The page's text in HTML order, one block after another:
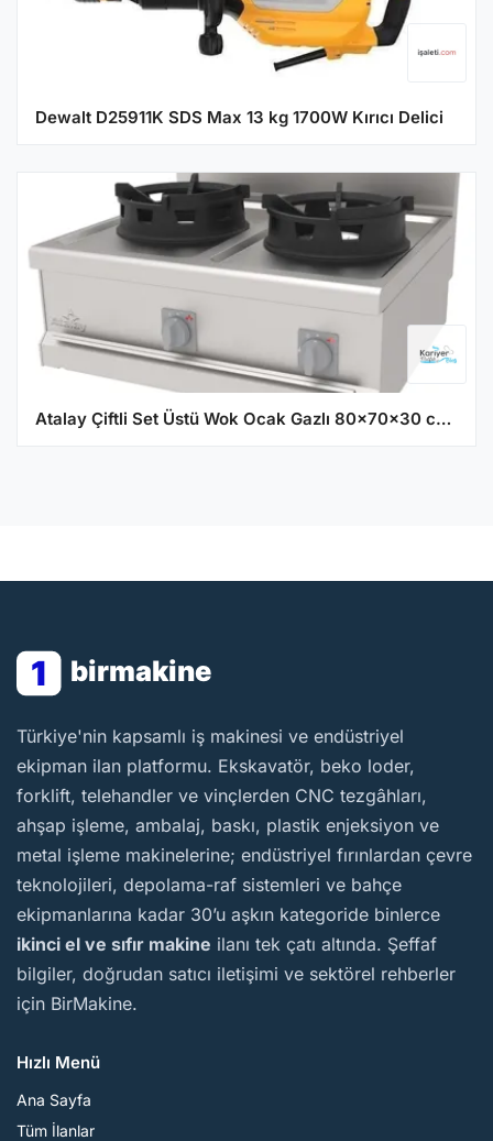
Dewalt D25911K SDS Max 13 kg 1700W Kırıcı Delici
Atalay Çiftli Set Üstü Wok Ocak Gazlı 80x70x30 cm AWO-870
1 birmakine
BirMakine
Türkiye'nin kapsamlı iş makinesi ve endüstriyel
ekipman ilan platformu. Ekskavatör, beko loder,
forklift, telehandler ve vinçlerden CNC tezgâhları,
ahşap işleme, ambalaj, baskı, plastik enjeksiyon ve
metal işleme makinelerine; endüstriyel fırınlardan çevre
teknolojileri, depolama-raf sistemleri ve bahçe
ekipmanlarına kadar 30’u aşkın kategoride binlerce
ikinci el ve sıfır makine ilanı tek çatı altında. Şeffaf
bilgiler, doğrudan satıcı iletişimi ve sektörel rehberler
için BirMakine.
Hızlı Menü
Ana Sayfa
Tüm İlanlar